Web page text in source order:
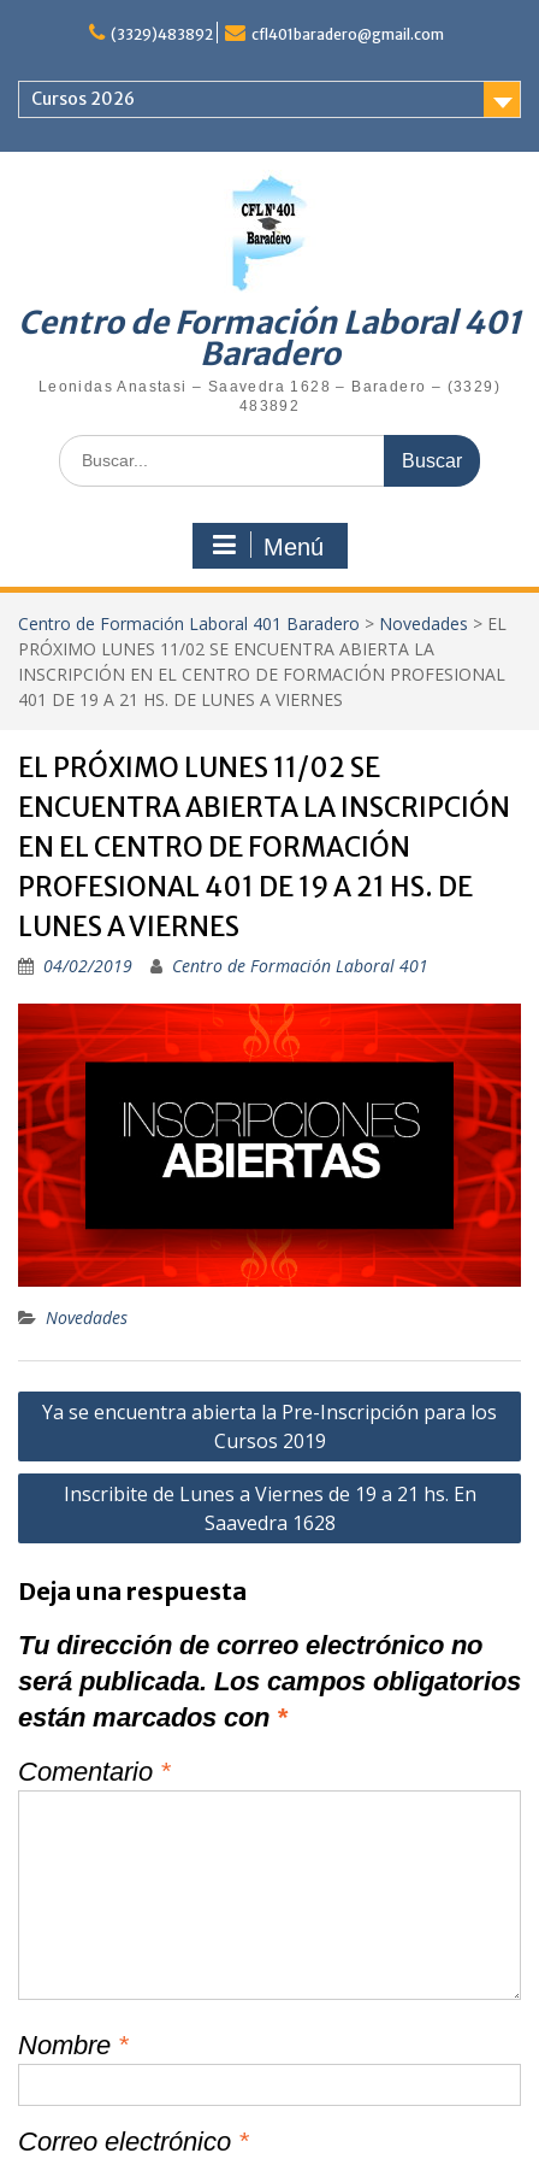
(3329)483892 cfl401baradero@gmail.com
Cursos 2026
Centro de Formación Laboral 401
Baradero
Leonidas Anastasi – Saavedra 1628 – Baradero – (3329)
483892
Buscar:
Menú
Centro de Formación Laboral 401 Baradero > Novedades > EL
PRÓXIMO LUNES 11/02 SE ENCUENTRA ABIERTA LA
INSCRIPCIÓN EN EL CENTRO DE FORMACIÓN PROFESIONAL
401 DE 19 A 21 HS. DE LUNES A VIERNES
EL PRÓXIMO LUNES 11/02 SE
ENCUENTRA ABIERTA LA INSCRIPCIÓN
EN EL CENTRO DE FORMACIÓN
PROFESIONAL 401 DE 19 A 21 HS. DE
LUNES A VIERNES
04/02/2019 Centro de Formación Laboral 401
Novedades
Navegación
entradas
Ya se encuentra abierta la Pre-Inscripción para los
Cursos 2019
Inscribite de Lunes a Viernes de 19 a 21 hs. En
Saavedra 1628
Deja una respuesta
Tu dirección de correo electrónico no
será publicada. Los campos obligatorios
están marcados con *
Comentario *
Nombre *
Correo electrónico *